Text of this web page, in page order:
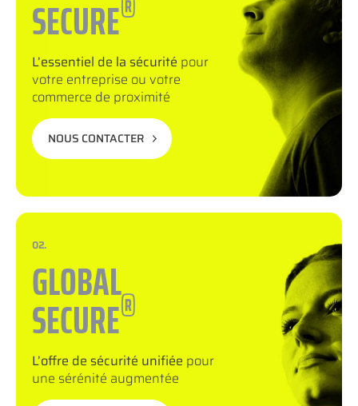
SECURE
L’essentiel de la sécurité pour
votre entreprise ou votre
commerce de proximité
NOUS CONTACTER
02.
GLOBAL
SECURE®
L’offre de sécurité unifiée pour
une sérénité augmentée